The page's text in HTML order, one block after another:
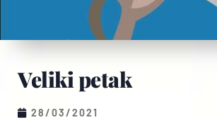
Veliki petak
28/03/2021